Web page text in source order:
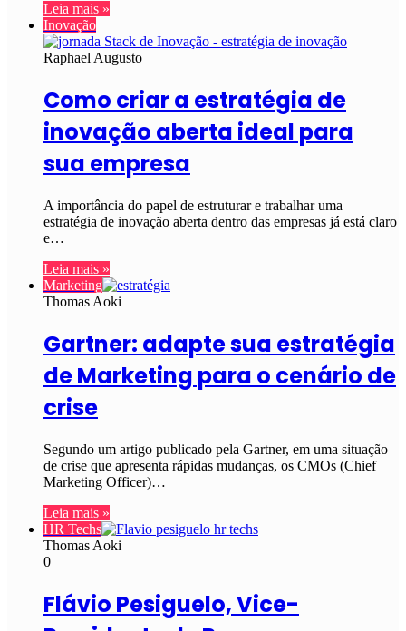
Leia mais »
Inovação
Raphael Augusto
Como criar a estratégia de
inovação aberta ideal para
sua empresa
A importância do papel de estruturar e trabalhar uma
estratégia de inovação aberta dentro das empresas já está claro
e…
Leia mais »
Marketing
Thomas Aoki
Gartner: adapte sua estratégia
de Marketing para o cenário de
crise
Segundo um artigo publicado pela Gartner, em uma situação
de crise que apresenta rápidas mudanças, os CMOs (Chief
Marketing Officer)…
Leia mais »
HR Techs
Thomas Aoki
0
Flávio Pesiguelo, Vice-